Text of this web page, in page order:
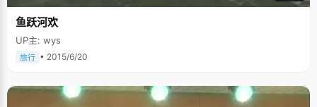
鱼跃河欢
UP主: wys
旅行 • 2015/6/20